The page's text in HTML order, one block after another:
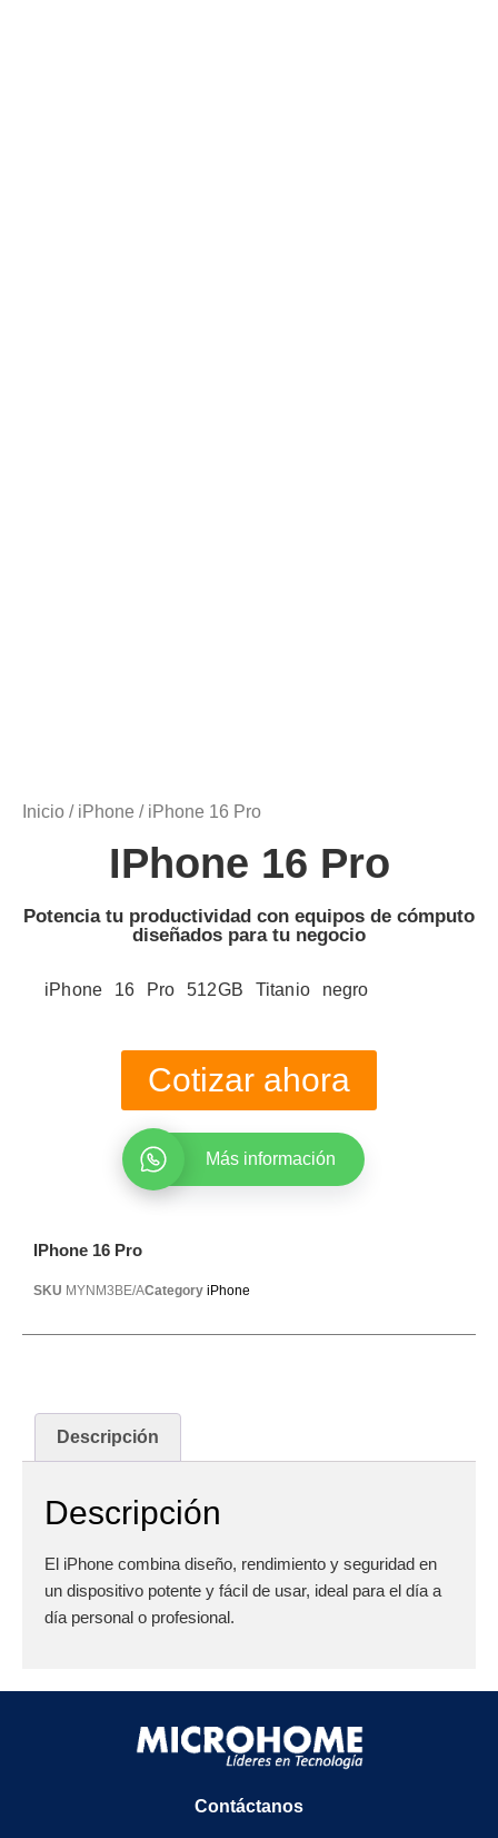
Inicio / iPhone / iPhone 16 Pro
IPhone 16 Pro
Potencia tu productividad con equipos de cómputo
diseñados para tu negocio
iPhone 16 Pro 512GB Titanio negro
Cotizar ahora
Más información
IPhone 16 Pro
SKU MYNM3BE/ACategory iPhone
Descripción
Descripción
El iPhone combina diseño, rendimiento y seguridad en
un dispositivo potente y fácil de usar, ideal para el día a
día personal o profesional.
Contáctanos